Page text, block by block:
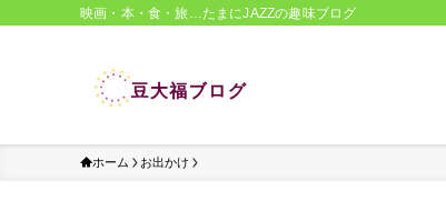
映画・本・食・旅…たまにJAZZの趣味ブログ
ホーム お出かけ